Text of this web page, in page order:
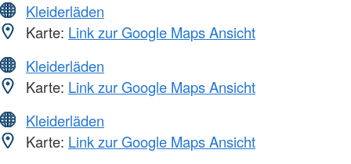
Kleiderläden
Karte: Link zur Google Maps Ansicht
Kleiderläden
Karte: Link zur Google Maps Ansicht
Kleiderläden
Karte: Link zur Google Maps Ansicht